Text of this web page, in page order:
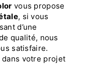
vous propose
, si vous
d’une
qualité, nous
satisfaire.
dans votre projet